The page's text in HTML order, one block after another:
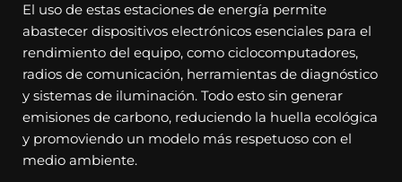
El uso de estas estaciones de energía permite
abastecer dispositivos electrónicos esenciales para el
rendimiento del equipo, como ciclocomputadores,
radios de comunicación, herramientas de diagnóstico
y sistemas de iluminación. Todo esto sin generar
emisiones de carbono, reduciendo la huella ecológica
y promoviendo un modelo más respetuoso con el
medio ambiente.